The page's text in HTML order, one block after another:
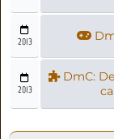
2013
2013
DmC: